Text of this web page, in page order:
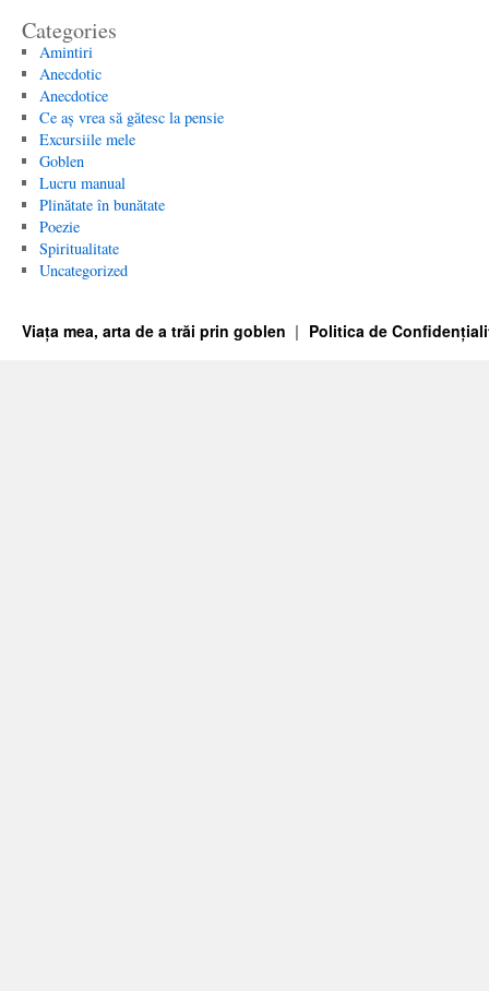
Categories
Amintiri
Anecdotic
Anecdotice
Ce aș vrea să gătesc la pensie
Excursiile mele
Goblen
Lucru manual
Plinătate în bunătate
Poezie
Spiritualitate
Uncategorized
Viața mea, arta de a trăi prin goblen Politica de